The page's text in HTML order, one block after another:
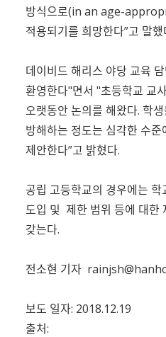
방식으로(in an age-
적용되기를 희망한다”고 말했
데이비드 해리스 야당 교육
환영한다"면서 "초등학교 교
오랫동안 논의를 해왔다. 학
방해하는 정도는 심각한 수
제안한다”고 밝혔다.
공립 고등학교의 경우에는
도입 및 제한 범위 등에 대
갖는다.
전소현 기자
보도 일자: 2018.12.19
출처: